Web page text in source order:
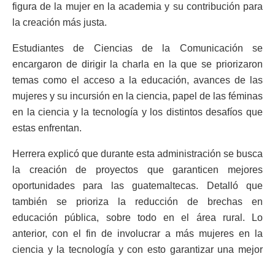
figura de la mujer en la academia y su contribución para
la creación más justa.
Estudiantes de Ciencias de la Comunicación se
encargaron de dirigir la charla en la que se priorizaron
temas como el acceso a la educación, avances de las
mujeres y su incursión en la ciencia, papel de las féminas
en la ciencia y la tecnología y los distintos desafíos que
estas enfrentan.
Herrera explicó que durante esta administración se busca
la creación de proyectos que garanticen mejores
oportunidades para las guatemaltecas. Detalló que
también se prioriza la reducción de brechas en
educación pública, sobre todo en el área rural. Lo
anterior, con el fin de involucrar a más mujeres en la
ciencia y la tecnología y con esto garantizar una mejor